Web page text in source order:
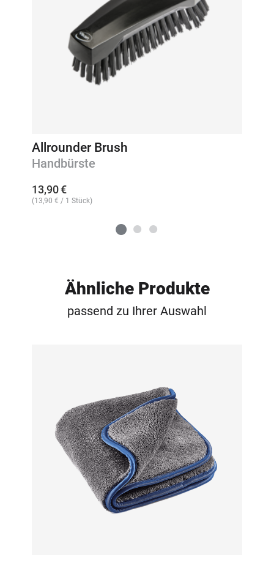
Allrounder Brush
Handbürste
13,90€
(13,90 € / 1 Stück)
Ähnliche Produkte
passend zu Ihrer Auswahl